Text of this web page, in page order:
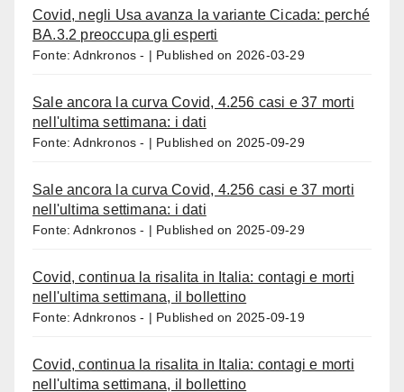
Covid, negli Usa avanza la variante Cicada: perché
BA.3.2 preoccupa gli esperti
Fonte: Adnkronos - Published on 2026-03-29
Sale ancora la curva Covid, 4.256 casi e 37 morti
nell'ultima settimana: i dati
Fonte: Adnkronos - Published on 2025-09-29
Sale ancora la curva Covid, 4.256 casi e 37 morti
nell'ultima settimana: i dati
Fonte: Adnkronos - Published on 2025-09-29
Covid, continua la risalita in Italia: contagi e morti
nell'ultima settimana, il bollettino
Fonte: Adnkronos - Published on 2025-09-19
Covid, continua la risalita in Italia: contagi e morti
nell'ultima settimana, il bollettino